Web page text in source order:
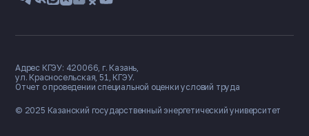
© 2025 Казанский государственный энергетический университет
Адрес КГЭУ: 420066, г. Казань,
ул. Красносельская, 51, КГЭУ.
Отчет о проведении специальной оценки условий труда